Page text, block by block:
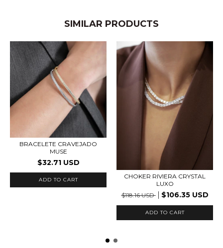
SIMILAR PRODUCTS
BRACELETE CRAVEJADO
MUSE
$32.71 USD
ADD TO CART
CHOKER RIVIERA CRYSTAL
LUXO
$118.16 USD
$106.35 USD
ADD TO CART